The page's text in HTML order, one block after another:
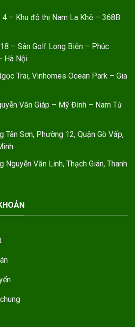
– Khu đô thị Nam La Khê – 368B
– Sân Golf Long Biên – Phúc
Hà Nội
Trai, Vinhomes Ocean Park – Gia
Văn Giáp – Mỹ Đình – Nam Từ
Tân Sơn, Phường 12, Quận Gò Vấp,
Văn Linh, Thạch Gián, Thanh